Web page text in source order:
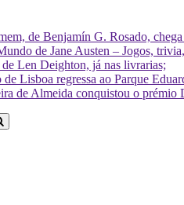
de Benjamín G. Rosado,
de Jane Austen – Jogos,
Len Deighton, já nas livrarias;
Lisboa regressa ao Parque
de Almeida conquistou o